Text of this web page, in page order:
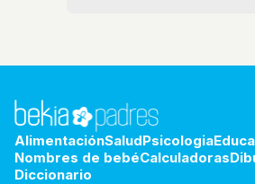
AlimentaciónSaludPsicologia
Nombres de bebéCalculadoras
Diccionario